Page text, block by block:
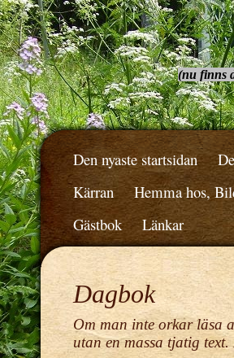
(nu finns
Den nyaste startsidan
Kärran
Hemma hos,
Gästbok
Länkar
Dagbok
Om man inte orkar läsa
utan en massa tjatig